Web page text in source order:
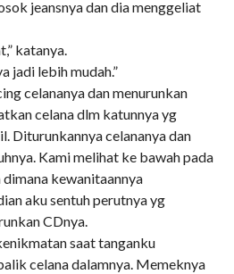
jeansnya dan dia menggeliat
katanya.
jadi lebih mudah.”
celananya dan menurunkan
celana dlm katunnya yg
Diturunkannya celananya dan
Kami melihat ke bawah pada
kewanitaannya
aku sentuh perutnya yg
CDnya.
saat tanganku
celana dalamnya. Memeknya